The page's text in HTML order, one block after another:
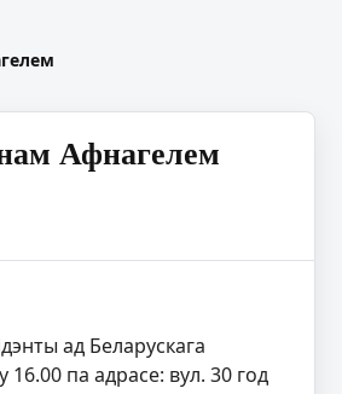
Афнагелем
ад Беларускага
па адрасе: вул. 30 год